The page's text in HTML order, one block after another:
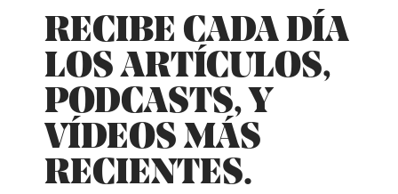
RECIBE CADA DÍA
LOS ARTÍCULOS,
PODCASTS, Y
VÍDEOS MÁS
RECIENTES.